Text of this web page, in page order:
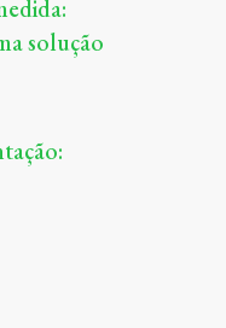
solução